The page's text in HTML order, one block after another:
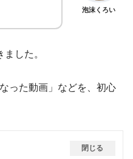
泡沫くろい
した。
った動画」などを、初心
閉じる